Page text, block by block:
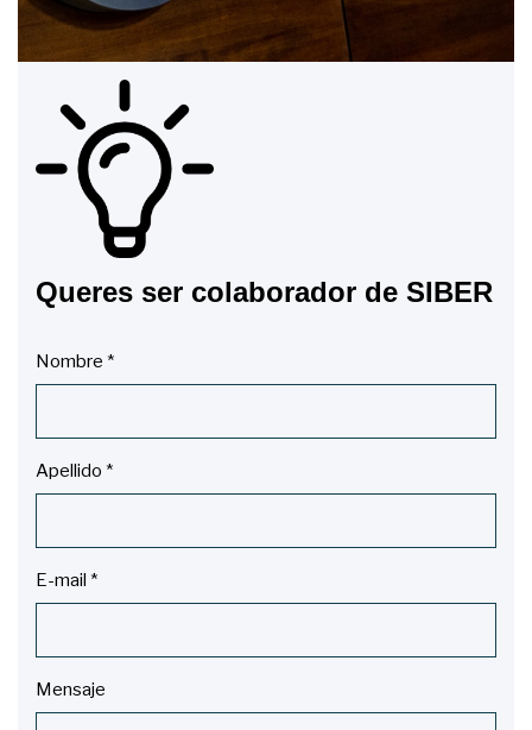
Queres ser colaborador de SIBER
Nombre *
Apellido *
E-mail *
Mensaje